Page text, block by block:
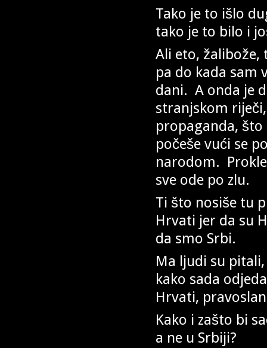
Tako je to išlo
tako je to bilo i
Ali eto,
pa do kada sam
dani. A onda je
stranjskom
propaganda, što
počeše vući se
narodom.
sve ode po zlu.
Ti što nosiše tu
Hrvati jer da su
da smo Srbi.
Ma ljudi su
kako sada
Hrvati,
Kako i zašto bi
a ne u Srbiji?